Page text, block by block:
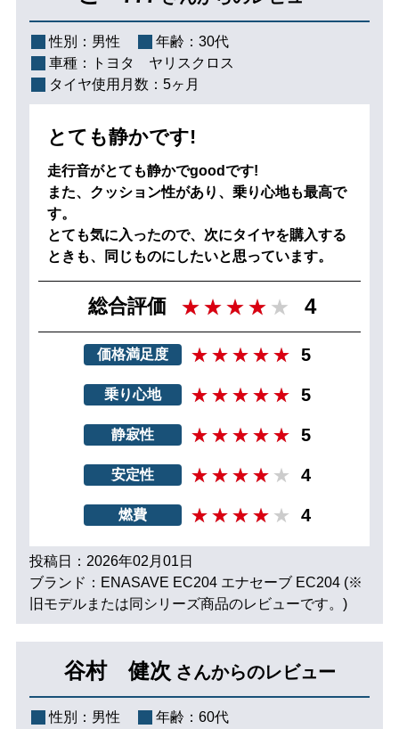
性別： 男性 年齢： 30代
車種：
トヨタ ヤリスクロス
タイヤ使用月数： 5ヶ月
とても静かです!
走行音がとても静かでgoodです!
また、クッション性があり、乗り心地も最高で
す。
とても気に入ったので、次にタイヤを購入する
ときも、同じものにしたいと思っています。
総合評価 4
価格満足度 5
乗り心地 5
静寂性 5
安定性 4
燃費 4
投稿日：2026年02月01日
ブランド：ENASAVE EC204 エナセーブ EC204 (※
旧モデルまたは同シリーズ商品のレビューです。)
谷村 健次 さんからのレビュー
性別： 男性 年齢： 60代